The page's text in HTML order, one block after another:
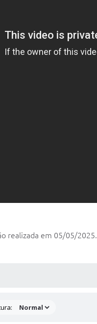
realizada em 05/05/2025.